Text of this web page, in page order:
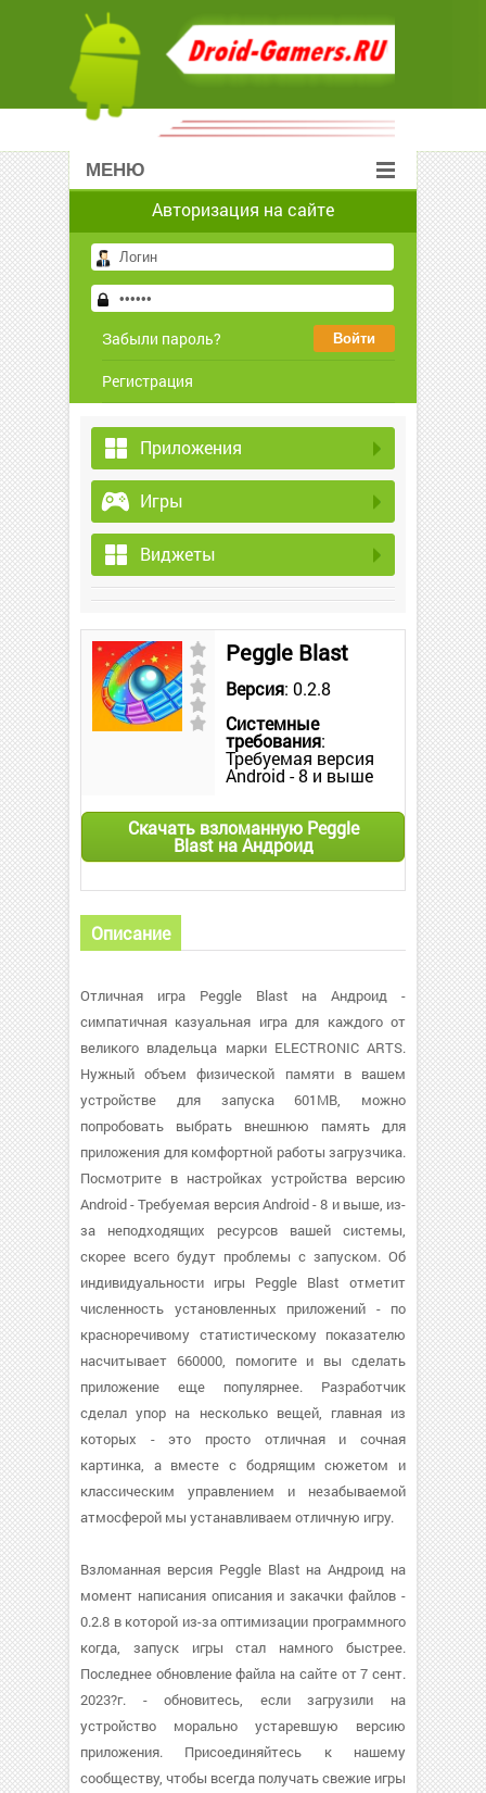
МЕНЮ
Авторизация на сайте
Забыли пароль?
Регистрация
Приложения
Игры
Виджеты
Peggle Blast
Версия: 0.2.8
Системные
требования:
Требуемая версия
Android - 8 и выше
Скачать взломанную Peggle
Blast на Андроид
Описание
Отличная игра Peggle Blast на Андроид -
симпатичная казуальная игра для каждого от
великого владельца марки ELECTRONIC ARTS.
Нужный объем физической памяти в вашем
устройстве для запуска 601MB, можно
попробовать выбрать внешнюю память для
приложения для комфортной работы загрузчика.
Посмотрите в настройках устройства версию
Android - Требуемая версия Android - 8 и выше, из-
за неподходящих ресурсов вашей системы,
скорее всего будут проблемы с запуском. Об
индивидуальности игры Peggle Blast отметит
численность установленных приложений - по
красноречивому статистическому показателю
насчитывает 660000, помогите и вы сделать
приложение еще популярнее. Разработчик
сделал упор на несколько вещей, главная из
которых - это просто отличная и сочная
картинка, а вместе с бодрящим сюжетом и
классическим управлением и незабываемой
атмосферой мы устанавливаем отличную игру.
Взломанная версия Peggle Blast на Андроид на
момент написания описания и закачки файлов -
0.2.8 в которой из-за оптимизации программного
когда, запуск игры стал намного быстрее.
Последнее обновление файла на сайте от 7 сент.
2023?г. - обновитесь, если загрузили на
устройство морально устаревшую версию
приложения. Присоединяйтесь к нашему
сообществу, чтобы всегда получать свежие игры